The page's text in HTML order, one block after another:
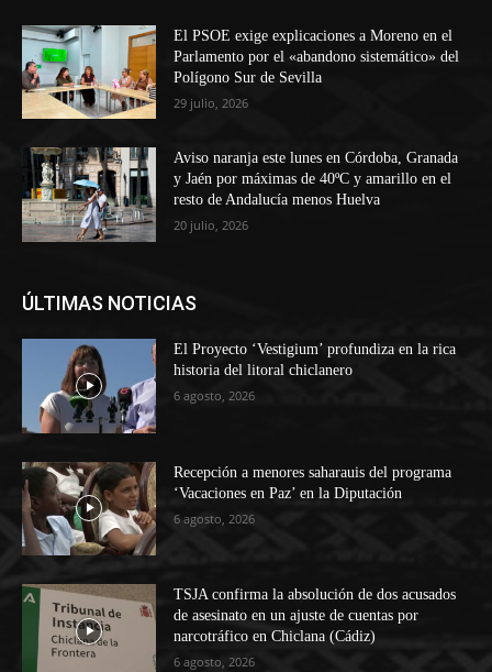
El PSOE exige explicaciones a Moreno en el
Parlamento por el «abandono sistemático» del
Polígono Sur de Sevilla
29 julio, 2026
Aviso naranja este lunes en Córdoba, Granada
y Jaén por máximas de 40ºC y amarillo en el
resto de Andalucía menos Huelva
20 julio, 2026
ÚLTIMAS NOTICIAS
El Proyecto ‘Vestigium’ profundiza en la rica
historia del litoral chiclanero
6 agosto, 2026
Recepción a menores saharauis del programa
‘Vacaciones en Paz’ en la Diputación
6 agosto, 2026
TSJA confirma la absolución de dos acusados
de asesinato en un ajuste de cuentas por
narcotráfico en Chiclana (Cádiz)
6 agosto, 2026